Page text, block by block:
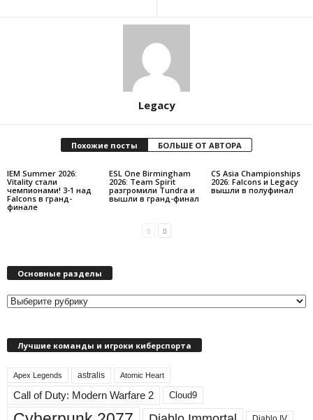
Legacy
Похожие посты БОЛЬШЕ ОТ АВТОРА
IEM Summer 2026:
Vitality стали
чемпионами! 3-1 над
Falcons в гранд-
финале
ESL One Birmingham
2026: Team Spirit
разгромили Tundra и
вышли в гранд-финал
CS Asia Championships
2026: Falcons и Legacy
вышли в полуфинал
Основные разделы
О
е
Лучшие команды и игроки киберспорта
Apex Legends astralis Atomic Heart
Call of Duty: Modern Warfare 2 Cloud9